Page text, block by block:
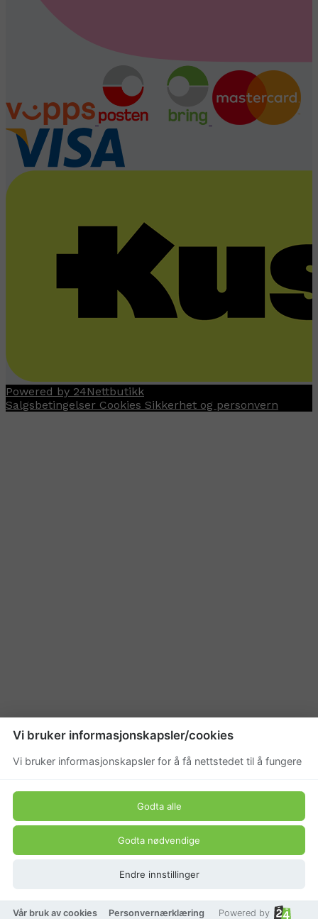
Powered by 24Nettbutikk
Salgsbetingelser Cookies Sikkerhet og personvern
Vi bruker informasjonskapsler/cookies
Vi bruker informasjonskapsler for å få nettstedet til å fungere
Godta alle
Godta nødvendige
Endre innstillinger
Vår bruk av cookies Personvernærklæring Powered by